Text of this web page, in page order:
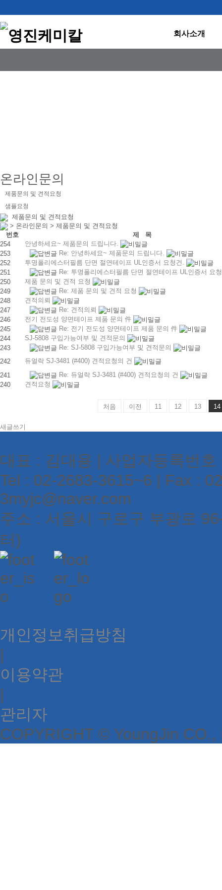
회사소개
온라인문의
제품문의 및 견적요청
샘플요청
제품문의 및 견적요청
> 온라인문의 > 제품문의 및 견적요청
번호
제 목
254
안녕하세요~ 제품문의 드립니다.
253
Re: 안녕하세요~ 제품문의 드립니다.
252
투명폴리에스터필름 단면 절연테이프 UL인증서 요청건.
251
Re: 투명폴리에스터필름 단면 절연테이프 UL인증서 요
250
제품 문의 및 견적 요청
249
Re: 제품 문의 및 견적 요청
248
견적의뢰
247
Re: 견적의뢰
246
전기 전도성 양면테이프 제품 문의 件
245
Re: 전기 전도성 양면테이프 제품 문의 件
244
SJ-5808 구입가능여부 및 견적문의
243
Re: SJ-5808 구입가능여부 및 견적문의
242
듀얼락 SJ-3481 (#400) 견적요청의 건
241
Re: 듀얼락 SJ-3481 (#400) 견적요청의 건
240
견적요청
처음 이전 11 12 13 14
새글쓰기
대표 : 김대용 | 사업자등록번
Tel : 02-2683-3615~6 | Fax :
3myjc@naver.com
주소 : 서울시 구로구 부광로
터)
개인정보취급방침
|
이용약관
|
관리자
COPYRIGHT © YoungJin